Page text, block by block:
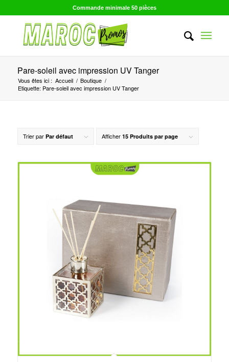
Commande minimale 50 pièces
Pare-soleil avec impression UV Tanger
Vous êtes ici : Accueil / Boutique /
Etiquette: Pare-soleil avec impression UV Tanger
Trier par Par défaut Afficher 15 Produits par page